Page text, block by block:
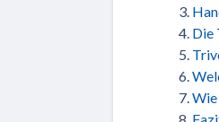
Die
Wie